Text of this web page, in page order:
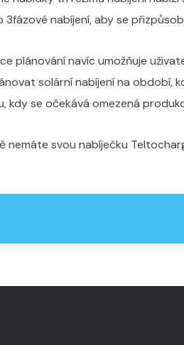
3fázové nabíjení, aby se
plánování navíc umožňuje
solární nabíjení na období,
kdy se očekává omezená
nemáte svou nabíječku